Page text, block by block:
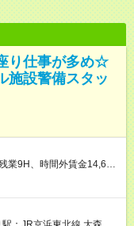
り仕事が多め☆
施設警備スタッ
9H、時間外賃金14,688
例：自衛消防技術認定
円/日 防災センタ